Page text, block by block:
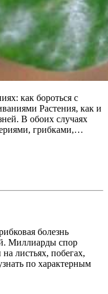
как бороться с
Растения, как и
В обоих случаях
грибками,…
болезнь
Миллиарды спор
листьях, побегах,
по характерным